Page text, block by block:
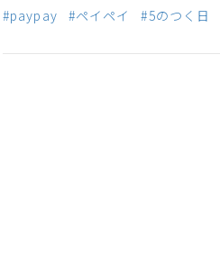
#paypay #ペイペイ #5のつく日